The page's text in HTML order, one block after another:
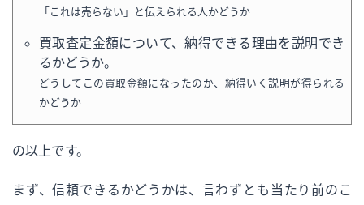
「これは売らない」と伝えられる人かどうか
買取査定金額について、納得できる理由を説明でき
るかどうか。
どうしてこの買取金額になったのか、納得いく説明が得られる
かどうか
の以上です。
まず、信頼できるかどうかは、言わずとも当たり前のこ